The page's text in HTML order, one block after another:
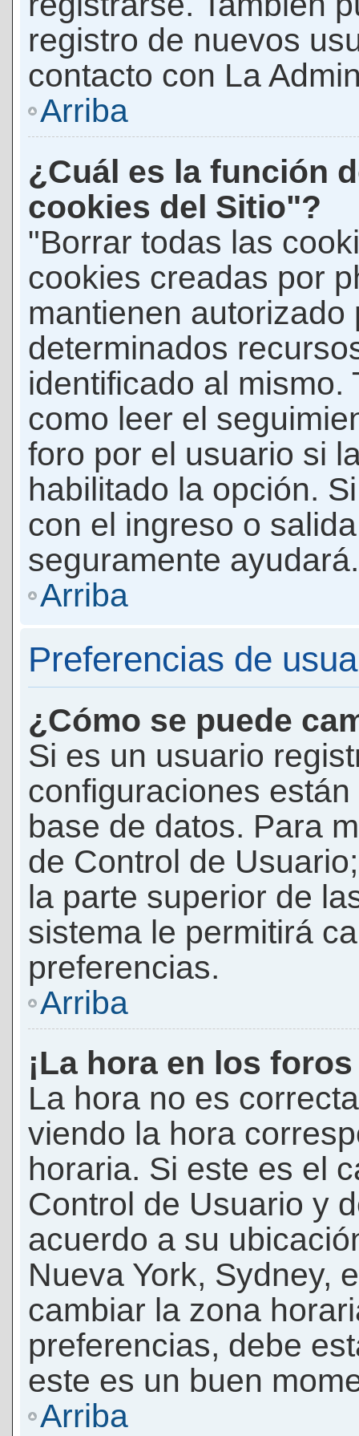
registro de nuevos
contacto con La
Arriba
¿Cuál es la función
cookies del Sitio"?
"Borrar todas las
cookies creadas por
mantienen autorizado
determinados
identificado al mismo.
como leer el
foro por el usuario si
habilitado la opción.
con el ingreso o
seguramente ayudará.
Arriba
Preferencias de
¿Cómo se puede
Si es un usuario
configuraciones
base de datos. Para
de Control de
la parte superior de
sistema le permitirá
preferencias.
Arriba
¡La hora en los
La hora no es
viendo la hora
horaria. Si este es el
Control de Usuario y
acuerdo a su
Nueva York, Sydney,
cambiar la zona
preferencias, debe
este es un buen
Arriba